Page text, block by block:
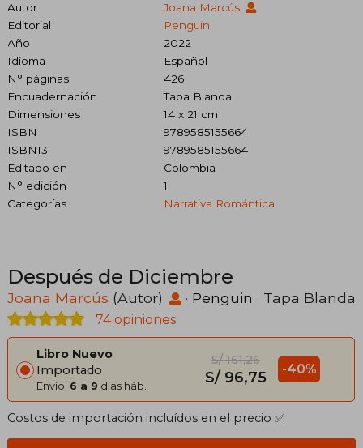
Autor
Joana Marcús
Editorial
Penguin
Año
2022
Idioma
Español
N° páginas
426
Encuadernación
Tapa Blanda
Dimensiones
14 x 21 cm
ISBN
9789585155664
ISBN13
9789585155664
Editado en
Colombia
N° edición
1
Categorías
Narrativa Romántica
Después de Diciembre
Joana Marcús (Autor) · Penguin · Tapa Blanda
74 opiniones
Libro Nuevo
Importado
Envío: 6 a 9 días háb.
S/ 161,26
S/ 96,75 -40%
Costos de importación incluídos en el precio ✅